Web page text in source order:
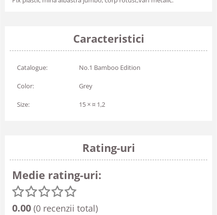
Caracteristici
Catalogue: No.1 Bamboo Edition
Color: Grey
Size: 15 × ¤ 1,2
Rating-uri
Medie rating-uri:
0.00 (0 recenzii total)